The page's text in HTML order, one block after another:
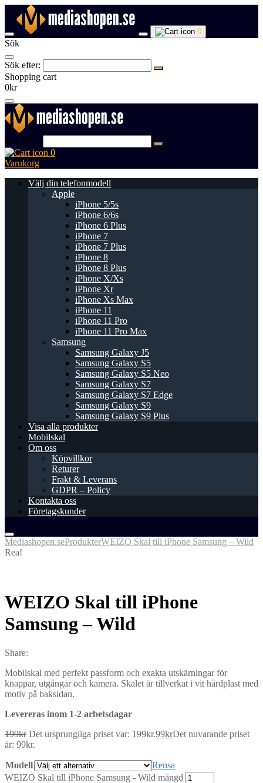
0
Sök
Sök efter:
Shopping cart
0kr
Sök efter:
0
Varukorg
Välj din telefonmodell
Apple
iPhone 5/5s
iPhone 6/6s
iPhone 6 Plus
iPhone 7
iPhone 7 Plus
iPhone 8
iPhone 8 Plus
iPhone X/Xs
iPhone Xr
iPhone Xs Max
iPhone 11
iPhone 11 Pro
iPhone 11 Pro Max
Samsung
Samsung Galaxy J5
Samsung Galaxy S5
Samsung Galaxy S5 Neo
Samsung Galaxy S7
Samsung Galaxy S7 Edge
Samsung Galaxy S9
Samsung Galaxy S9 Plus
Visa alla produkter
Mobilskal
Om oss
Köpvillkor
Returer
Frakt & Leverans
GDPR – Policy
Kontakta oss
Företagskunder
Mediashopen.seProdukterWEIZO Skal till iPhone Samsung – Wild
Rea!
WEIZO Skal till iPhone
Samsung – Wild
Share:
Mobilskal med perfekt passform och exakta utskärningar för
knappar, utgångar och kamera. Skalet är tillverkat i vit hårdplast med
motiv på baksidan.
Levereras inom 1-2 arbetsdagar
199kr Det ursprungliga priset var: 199kr.99krDet nuvarande priset
är: 99kr.
Modell
Rensa
WEIZO Skal till iPhone Samsung - Wild mängd